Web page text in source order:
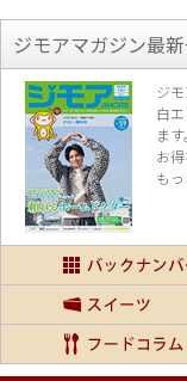
ジモアマガジン最
ジ
白
ます。
お
も